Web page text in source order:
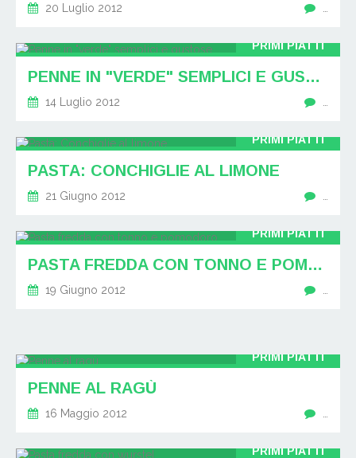
20 Luglio 2012
PRIMI PIATTI
PENNE IN "VERDE" SEMPLICI E GUSTOSE
14 Luglio 2012
PRIMI PIATTI
PASTA: CONCHIGLIE AL LIMONE
21 Giugno 2012
PRIMI PIATTI
PASTA FREDDA CON TONNO E POMODORO
19 Giugno 2012
PRIMI PIATTI
PENNE AL RAGÙ
16 Maggio 2012
PRIMI PIATTI